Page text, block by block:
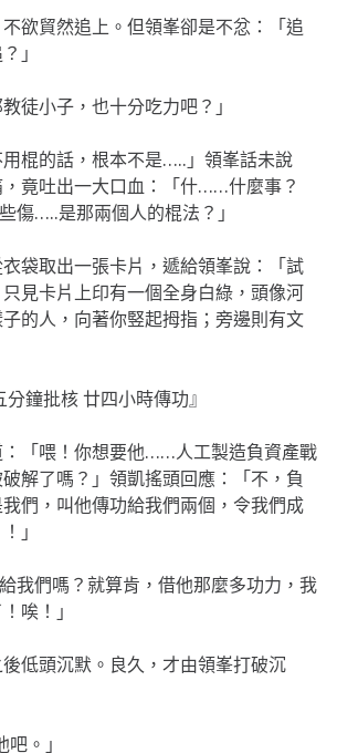
欲貿然追上。但領峯卻是不忿：「追
」
徒小子，也十分吃力吧？」
用棍的話，根本不是…..」領峯話未說
竟吐出一大口血：「什……什麼事？
…..是那兩個人的棍法？」
袋取出一張卡片，遞給領峯說：「試
見卡片上印有一個全身白綠，頭像河
的人，向著你竪起拇指；旁邊則有文
分鐘批核 廿四小時傳功』
「喂！你想要他……人工製造負資產戰
解了嗎？」領凱搖頭回應：「不，負
們，叫他傳功給我們兩個，令我們成
」
我們嗎？就算肯，借他那麼多功力，我
唉！」
低頭沉默。良久，才由領峯打破沉
。」